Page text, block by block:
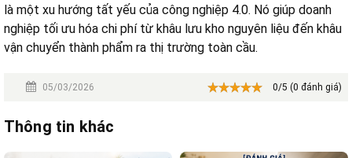
là một xu hướng tất yếu của công nghiệp 4.0. Nó giúp doanh
nghiệp tối ưu hóa chi phí từ khâu lưu kho nguyên liệu đến khâu
vận chuyển thành phẩm ra thị trường toàn cầu.
05/03/2026 0/5 (0 đánh giá)
Thông tin khác